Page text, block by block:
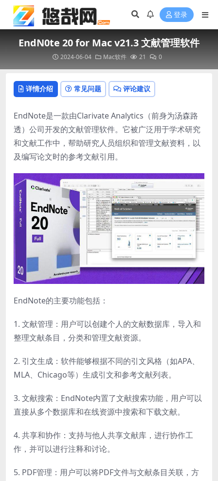
登录
EndN0te 20 for Mac v21.3 文献管理软件
2024-06-04 Mac软件 21 0
详情介绍 常见问题 评论建议
EndNote是一款由Clarivate Analytics（前身为汤森路
透）公司开发的文献管理软件。它被广泛用于学术研究
和文献工作中，帮助研究人员组织和管理文献资料，以
及编写论文时的参考文献引用。
EndNote的主要功能包括：
1. 文献管理：用户可以创建个人的文献数据库，导入和
整理文献条目，分类和管理文献资源。
2. 引文生成：软件能够根据不同的引文风格（如APA、
MLA、Chicago等）生成引文和参考文献列表。
3. 文献搜索：EndNote内置了文献搜索功能，用户可以
直接从多个数据库和在线资源中搜索和下载文献。
4. 共享和协作：支持与他人共享文献库，进行协作工
作，并可以进行注释和讨论。
5. PDF管理：用户可以将PDF文件与文献条目关联，方